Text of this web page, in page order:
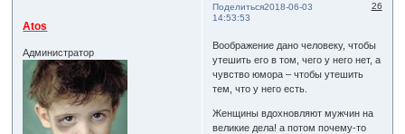
Поделиться 26
2018-06-03
14:53:53
Atos
Администратор
Воображение дано человеку, чтобы
утешить его в том, чего у него нет, а
чувство юмора – чтобы утешить
тем, что у него есть.
Женщины вдохновляют мужчин на
великие дела! а потом почему-то